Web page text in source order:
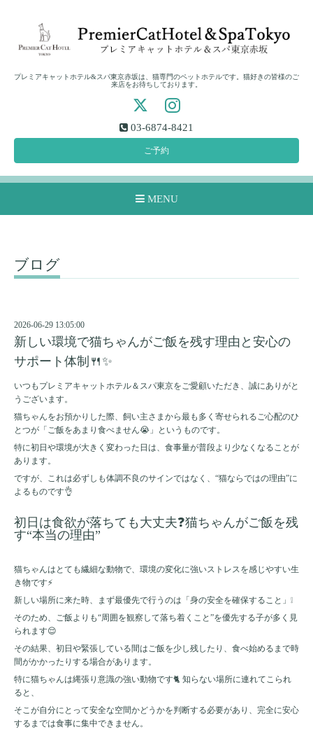
プレミアキャットホテル&スパ東京赤坂は、猫専門のペットホテルです。猫好きの皆様のご
来店をお待ちしております。
03-6874-8421
ご予約
MENU
ブログ
2026-06-29 13:05:00
新しい環境で猫ちゃんがご飯を残す理由と安心の
サポート体制🍴✨
いつもプレミアキャットホテル＆スパ東京をご愛顧いただき、誠にありがと
うございます。
猫ちゃんをお預かりした際、飼い主さまから最も多く寄せられるご心配のひ
とつが「ご飯をあまり食べません😭」というものです。
特に初日や環境が大きく変わった日は、食事量が普段より少なくなることが
あります。
ですが、これは必ずしも体調不良のサインではなく、“猫ならではの理由”に
よるものです👌
初日は食欲が落ちても大丈夫❓猫ちゃんがご飯を残
す“本当の理由”
猫ちゃんはとても繊細な動物で、環境の変化に強いストレスを感じやすい生
き物です⚡
新しい場所に来た時、まず最優先で行うのは「身の安全を確保すること」❕
そのため、ご飯よりも“周囲を観察して落ち着くこと”を優先する子が多く見
られます😌
その結果、初日や緊張している間はご飯を少し残したり、食べ始めるまで時
間がかかったりする場合があります。
特に猫ちゃんは縄張り意識の強い動物です🐈 知らない場所に連れてこられ
ると、
そこが自分にとって安全な空間かどうかを判断する必要があり、完全に安心
するまでは食事に集中できません。